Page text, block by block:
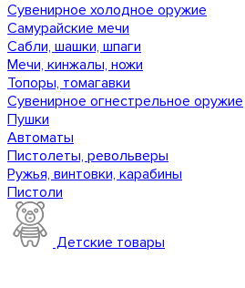
Сувенирное холодное оружие
Самурайские мечи
Сабли, шашки, шпаги
Мечи, кинжалы, ножи
Топоры, томагавки
Сувенирное огнестрельное оружие
Пушки
Автоматы
Пистолеты, револьверы
Ружья, винтовки, карабины
Пистоли
Детские товары